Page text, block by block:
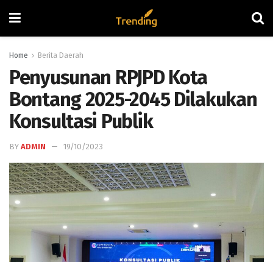
Home Berita Daerah
Penyusunan RPJPD Kota
Bontang 2025-2045 Dilakukan
Konsultasi Publik
BY ADMIN 19/10/2023